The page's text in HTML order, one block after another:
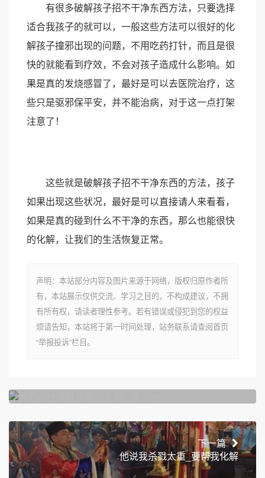
有很多破解孩子招不干净东西方法，只要选择
适合我孩子的就可以，一般这些方法可以很好的化
解孩子撞邪出现的问题，不用吃药打针，而且是很
快的就能看到疗效，不会对孩子造成什么影响。如
果是真的发烧感冒了，最好是可以去医院治疗，这
些只是驱邪保平安，并不能治病，对于这一点打架
注意了！
这些就是破解孩子招不干净东西的方法，孩子
如果出现这些状况，最好是可以直接请人来看看，
如果是真的碰到什么不干净的东西，那么也能很快
的化解，让我们的生活恢复正常。
声明：本站部分内容及图片来源于网络，版权归原作者所
有，本站展示仅供交流、学习之目的，不构成建议，不拥
有所有权，请读者理性参考。若有错误或侵犯到您的权益
烦请告知，本站将于第一时间处理，站务联系请查阅首页
“举报投诉”栏目。
下一篇
他说我杀戮太重_要帮我化解